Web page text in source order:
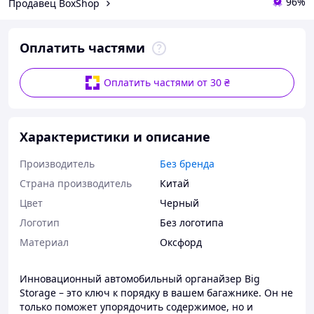
Продавец BoxShop
Оплатить частями
Оплатить частями от 30 ₴
Характеристики и описание
Производитель
Без бренда
Страна производитель
Китай
Цвет
Черный
Логотип
Без логотипа
Материал
Оксфорд
Инновационный автомобильный органайзер Big
Storage – это ключ к порядку в вашем багажнике. Он не
только поможет упорядочить содержимое, но и